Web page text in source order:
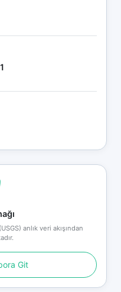
anlık veri akışından
Git